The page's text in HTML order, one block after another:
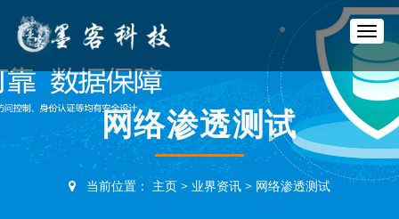
T
o
g
g
l
e
a
v
网络渗透测试
当前位置：主页>业界资讯> 网络渗透测试